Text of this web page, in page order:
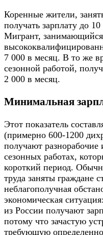
Коренные жители,
получать зарплату до
Мигрант,
7 000 в месяц. В то же
сезонной работой,
2 000 в месяц.
Минимальная
Этот показатель
(примерно 600-1200
получают
сезонных работах,
короткий период.
труда заняты граждане
неблагополучная
экономическая
из России получают
потому что зачастую
требующую